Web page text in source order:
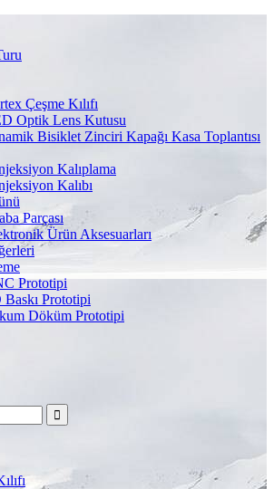
Çeşme Kılıfı
Optik Lens Kutusu
Bisiklet Zinciri Kapağı Kasa Toplantısı
Kalıplama
Kalıbı
Parçası
Ürün Aksesuarları
Prototipi
Baskı Prototipi
Döküm Prototipi